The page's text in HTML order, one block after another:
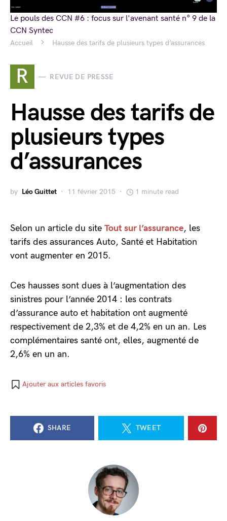
Accueil Hausse des tarifs de plusieurs types d’assurances
R REVUE DE PRESSE
Hausse des tarifs de
plusieurs types
d’assurances
by Léo Guittet 11 février 2015 1 minute read
Selon un article du site Tout sur l’assurance, les
tarifs des assurances Auto, Santé et Habitation
vont augmenter en 2015.
Ces hausses sont dues à l’augmentation des
sinistres pour l’année 2014 : les contrats
d’assurance auto et habitation ont augmenté
respectivement de 2,3% et de 4,2% en un an. Les
complémentaires santé ont, elles, augmenté de
2,6% en un an.
Ajouter aux articles favoris
SHARE TWEET
Le pouls des CCN #6 : focus sur l'avenant santé n° 9 de la
CCN Syntec